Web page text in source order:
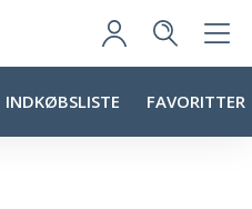
INDKØBSLISTE FAVORITTER